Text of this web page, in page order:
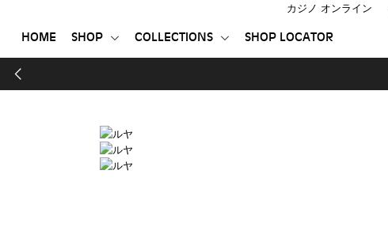
カジノ オンライン
HOME SHOP COLLECTIONS SHOP LOCATOR
HOME